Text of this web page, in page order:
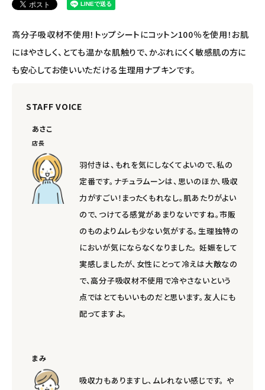
アルモニベルツ
コラム・スタッフのおすすめ
ご利用ガイド等
ようこそ ゲスト 様
ログイン
高分子吸収材不使用！トップシートにコットン100％を使用！お肌
にはやさしく、とても温かな肌触りで、かぶれにくく敏感肌の方に
も安心してお使いいただける生理用ナプキンです。
STAFF VOICE
あさこ
店長
羽付きは、もれを気にしなくてよいので、私の
定番です。ナチュラムーンは、思いのほか、吸収
力がすごい！まったくもれなし。肌あたりがよい
ので、つけてる感覚があまりないですね。市販
のものよりムレも少ない気がする。生理独特の
においが気にならなくなりました。 妊娠をして
実感しましたが、女性にとって冷えは大敵なの
で、高分子吸収材不使用で冷やさないという
点ではとてもいいものだと思います。友人にも
配ってますよ。
まみ
吸収力もありますし、ムレれない感じです。 や